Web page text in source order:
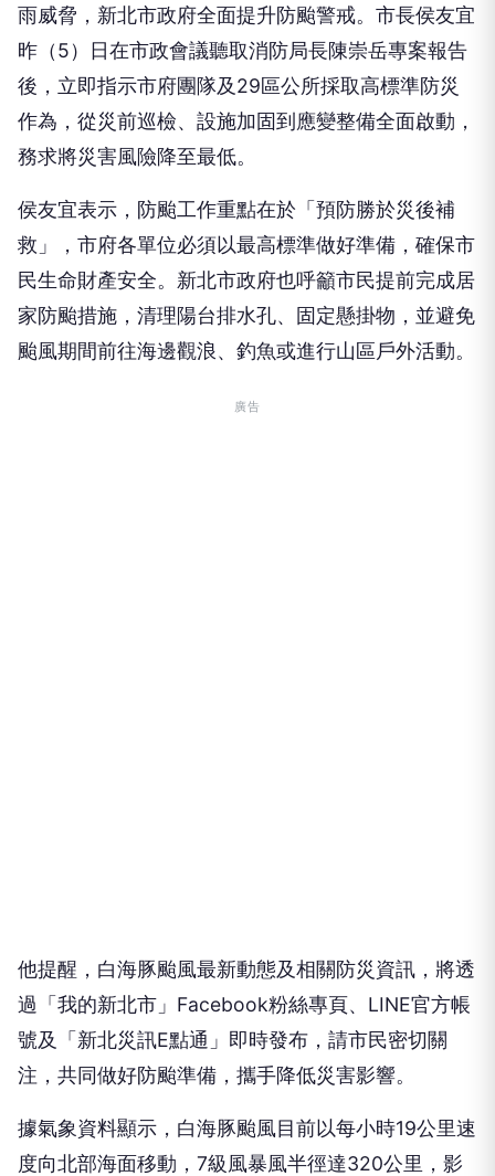
雨威脅，新北市政府全面提升防颱警戒。市長侯友宜
昨（5）日在市政會議聽取消防局長陳崇岳專案報告
後，立即指示市府團隊及29區公所採取高標準防災
作為，從災前巡檢、設施加固到應變整備全面啟動，
務求將災害風險降至最低。
侯友宜表示，防颱工作重點在於「預防勝於災後補
救」，市府各單位必須以最高標準做好準備，確保市
民生命財產安全。新北市政府也呼籲市民提前完成居
家防颱措施，清理陽台排水孔、固定懸掛物，並避免
颱風期間前往海邊觀浪、釣魚或進行山區戶外活動。
過「我的新北市」Facebook粉絲專頁、LINE官方帳
號及「新北災訊E點通」即時發布，請市民密切關
注，共同做好防颱準備，攜手降低災害影響。
據氣象資料顯示，白海豚颱風目前以每小時19公里速
度向北部海面移動，7級風暴風半徑達320公里，影
響範圍廣泛。